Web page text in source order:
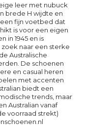
leer met nubuck
brede H wijdte en
fijn voetbed dat
is voor een eigen
in 1945 en is
naar een sterke
Australische
De schoenen
en casual heren
met accenten
biedt een
trends, maar
Australian vanaf
voorraad strekt)